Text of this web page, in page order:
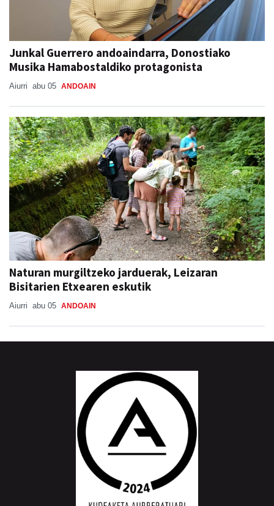
Junkal Guerrero andoaindarra, Donostiako
Musika Hamabostaldiko protagonista
Aiurri abu 05 ANDOAIN
Naturan murgiltzeko jarduerak, Leizaran
Bisitarien Etxearen eskutik
Aiurri abu 05 ANDOAIN